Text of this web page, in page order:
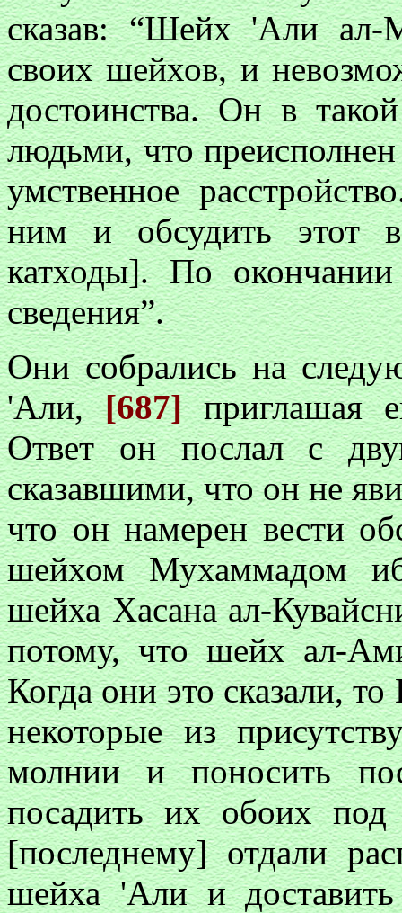
сказав: “Шейх 'Али
своих шейхов, и
достоинства. Он в
людьми, что
умственное
ним и обсудить этот
катходы]. По
сведения”.
Они собрались на
'Али,[687]приглашая
Ответ он послал с
сказавшими, что он не
что он намерен вести
шейхом Мухаммадом
шейха Хасана ал-
потому, что шейх ал-
Когда они это сказали,
некоторые из
молнии и поносить
посадить их обоих
[последнему] отдали
шейха 'Али и